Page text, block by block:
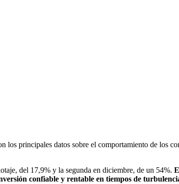
principales datos sobre el comportamiento de los
del 17,9% y la segunda en diciembre, de un 54%.
confiable y rentable en tiempos de